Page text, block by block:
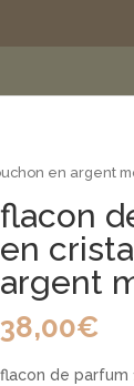
en argent
flacon
en
argent
38,00€
flacon de parfum